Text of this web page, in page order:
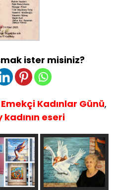
ister misiniz?
Kadınlar Günü,
kadının eseri